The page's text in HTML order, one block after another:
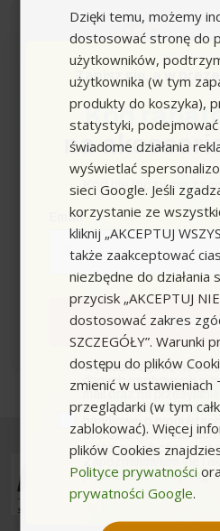
Zapisz się do naszego
z nowościami i
regulamin
Dzięki temu, możemy
dostosować stronę do
użytkowników,
użytkownika (w tym
produkty do koszyka),
statystyki,
świadome działania
wyświetlać
sieci Google. Jeśli
korzystanie ze
kliknij „AKCEPTUJ
także zaakceptować
niezbędne do działania
przycisk „AKCEPTUJ
dostosować zakres
SZCZEGÓŁY”. Warunki
dostępu do plików
zmienić w ustawieniach
przeglądarki (w tym
zablokować). Więcej
plików Cookies
Polityce prywatności
prywatności Google.
Zapisz się, a w
Kod
na
Kod nie łączy się z
Email
zgodaWyrażam zgodę na
danych osobowych w
mail oraz na
przeze mnie adres e-
handlowej o produktach
oferowanych w ramach
przez ocean.com sp. z
Zapoznałem/łam się i
prywatności.